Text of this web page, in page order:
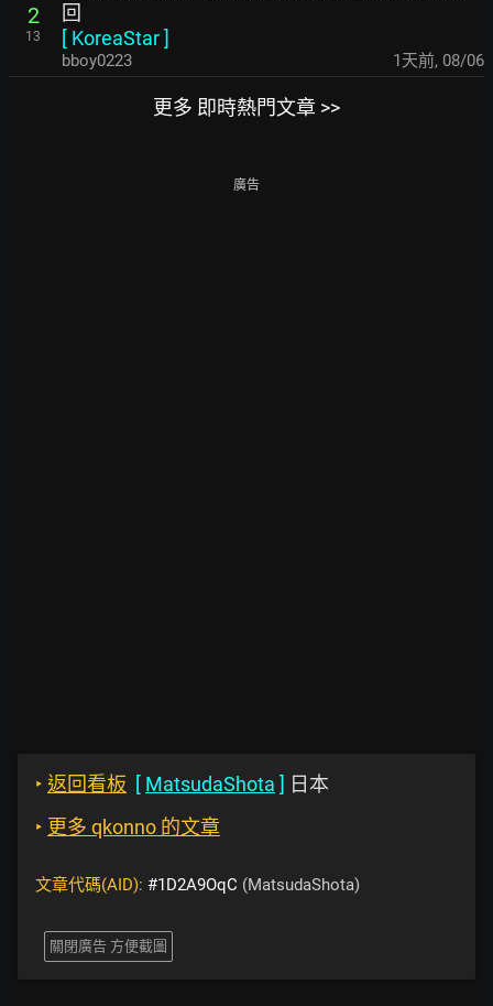
2
13
回
[ KoreaStar]
bboy0223 1天前, 08/06
更多 即時熱門文章 >>
廣告
‣ 返回看板 [ MatsudaShota ] 日本
‣ 更多 qkonno 的文章
文章代碼(AID): #1D2A9OqC (MatsudaShota)
關閉廣告 方便截圖